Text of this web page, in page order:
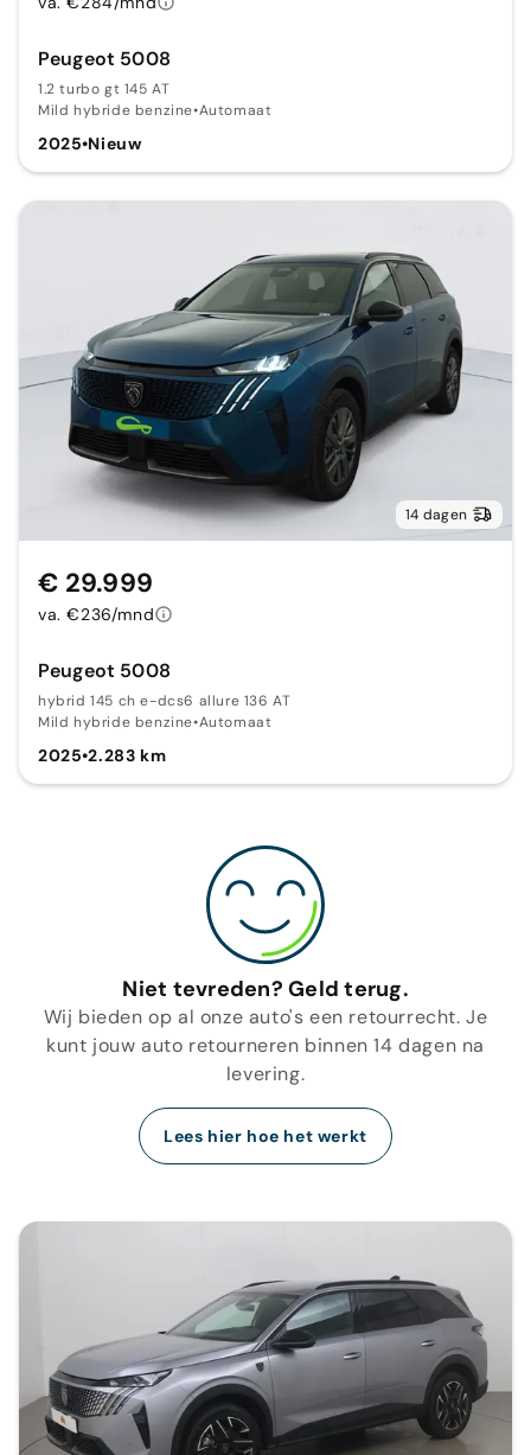
Peugeot 5008
1.2 turbo gt 145 AT
Mild hybride benzine•Automaat
2025•Nieuw
14 dagen
Peugeot 5008
hybrid 145 ch e-dcs6 allure 136 AT
Mild hybride benzine•Automaat
2025•2.283 km
€ 29.999
va. €236/mnd
Niet tevreden? Geld terug.
Wij bieden op al onze auto's een retourrecht. Je
kunt jouw auto retourneren binnen 14 dagen na
levering.
Lees hier hoe het werkt